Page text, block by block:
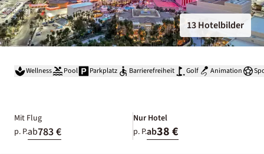
13 Hotelbilder
Wellness Pool Parkplatz Barrierefreiheit Golf Animation
Mit Flug
p. P.ab783 €
Nur Hotel
p. P.ab38 €